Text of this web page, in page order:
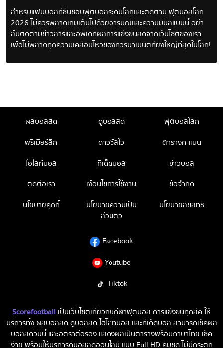
สำหรับแฟนบอลที่ชื่นชอบฟุตบอลระดับโลกและติดตาม ฟุตบอลโลก
2026 ไม่ควรพลาดเกมเต็มไปด้วยอารมณ์และความมันส์แบบนี้ อย่า
ลืมติดตามข่าวสารและอัพเดทผลการแข่งขันสดจากเว็บไซต์ของเรา
เพื่อไม่พลาดทุกความเคลื่อนไหวของทัวร์นาเมนต์ที่ยิ่งใหญ่ที่สุดในโลก!
ผลบอลสด ดูบอลสด
ฟุตบอลโลก
พรีเมียร์ลีก
ดาวซัลโว
ตารางคะแนน
ไฮไลท์บอล
ทีเด็ดบอล
ข่าวบอล
ติดต่อเรา
เงื่อนไขการใช้งาน
ข้อจำกัด
นโยบายคุกกี้
นโยบายความเป็น
ส่วนตัว
นโยบายลิขสิทธิ์
Facebook
Youtube
Tiktok
Scorefootball เป็นเว็บไซต์เกี่ยวกับกีฬาฟุตบอล การแข่งขันทุกลีค ให้
บริการทั้ง ผลบอลสด ดูบอลสด ไฮไลท์บอล และทีเด็ดบอล สามารถเช็คผล
บอลสดวันนี้ และอัตราต่อรอง แสดงผลเป็นตารางพร้อมภาษาไทย เช็ค
ง่าย พร้อมให้บริการดูบอลสดออนไลน์ แบบ Full HD คมชัด ไม่มีกระตุก